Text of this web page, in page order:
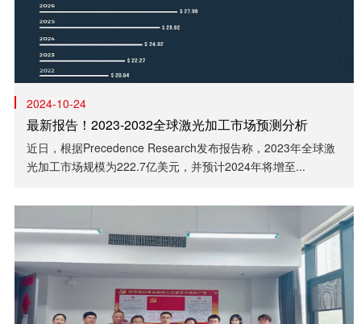
2024-10-24
最新报告！2023-2032全球激光加工市场预测分析
近日，根据Precedence Research发布报告称，2023年全球激
光加工市场规模为222.7亿美元，并预计2024年将增至...